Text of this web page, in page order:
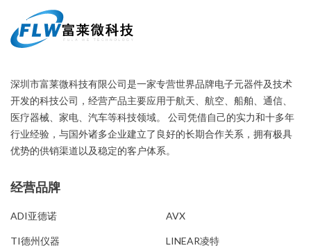
深圳市富莱微科技有限公司是一家专营世界品牌电子元器件及技术
开发的科技公司，经营产品主要应用于航天、航空、船舶、通信、
医疗器械、家电、汽车等科技领域。 公司凭借自己的实力和十多年
行业经验，与国外诸多企业建立了良好的长期合作关系，拥有极具
优势的供销渠道以及稳定的客户体系。
经营品牌
ADI亚德诺
TI德州仪器
AVX
LINEAR凌特